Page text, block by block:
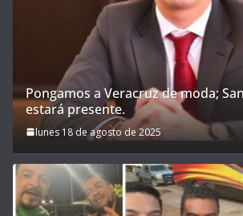
Pongamos a Veracruz de moda;
estará presente.
lunes 18 de agosto de 2025